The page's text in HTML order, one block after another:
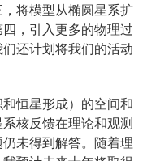
将模型从椭圆星系扩
，引入更多的物理过
还计划将我们的活动
恒星形成）的空间和
核反馈在理论和观测
未得到解答。随着理